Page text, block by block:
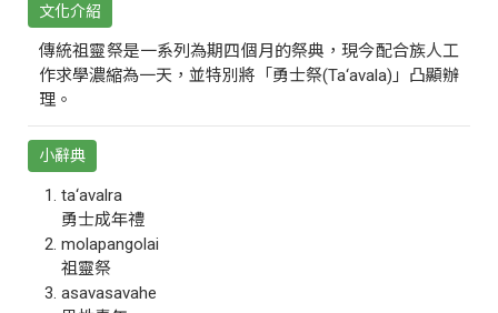
文化介紹
傳統祖靈祭是一系列為期四個月的祭典，現今配合族人工
作求學濃縮為一天，並特別將「勇士祭(Ta‘avala)」凸顯辦
理。
小辭典
ta‘avalra
勇士成年禮
molapangolai
祖靈祭
asavasavahe